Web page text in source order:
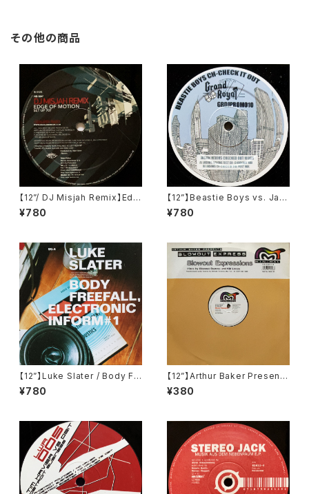
その他の商品
【12”/ DJ Misjah Remix】Edg
e Of Motion / Set Up 707
(Remixes) (Highland Beats
¥780
【12”】Beastie Boys vs. Jas
on Nevins / Ch-Check It O
ut (Remix) (GRDJPROMO1
¥780
【12”】Luke Slater / Body Fr
eefall, Electronic Inform #1
(NovaMute) (12 NoMu 75)
¥780
【12”】Arthur Baker Presents
Blowout Express / Blowout
Expressions (Minimal Rec
¥380